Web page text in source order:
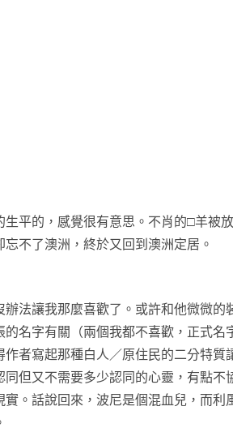
的，感覺很有意思。不肖的□羊被
不了澳洲，終於又回到澳洲定居。
讓我那麼喜歡了。或許和他微微的
的名字有關（兩個我都不喜歡，正式
者寫起那種白人／原住民的二分特
同但又不需要多少認同的心靈，有點
實。話說回來，波尼是個混血兒，而